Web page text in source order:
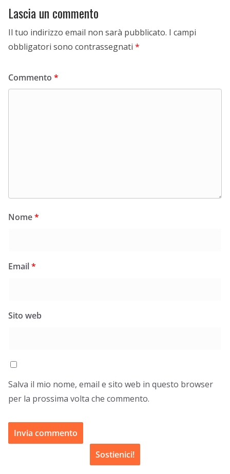
Lascia un commento
Il tuo indirizzo email non sarà pubblicato. I campi
obbligatori sono contrassegnati *
Commento *
Nome*
Email*
Sito web
Salva il mio nome, email e sito web in questo browser
per la prossima volta che commento.
Sostienici!